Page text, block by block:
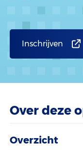
Inschrijven
Over deze
Overzicht